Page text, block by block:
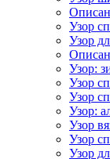
Узор
Узор
Узор:
Узор
Узор
Узор:
Узор
Узор
Узор